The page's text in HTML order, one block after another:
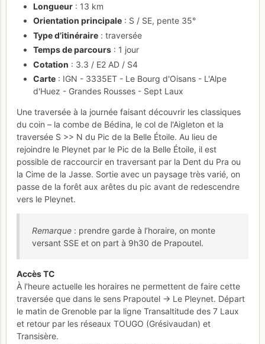
Longueur : 13 km
Orientation principale : S / SE, pente 35°
Type d’itinéraire : traversée
Temps de parcours : 1 jour
Cotation : 3.3 / E2 AD / S4
Carte : IGN - 3335ET - Le Bourg d'Oisans - L'Alpe
d'Huez - Grandes Rousses - Sept Laux
Une traversée à la journée faisant découvrir les classiques
du coin – la combe de Bédina, le col de l'Aigleton et la
traversée S >> N du Pic de la Belle Étoile. Au lieu de
rejoindre le Pleynet par le Pic de la Belle Étoile, il est
possible de raccourcir en traversant par la Dent du Pra ou
la Cime de la Jasse. Sortie avec un paysage très varié, on
passe de la forêt aux arêtes du pic avant de redescendre
vers le Pleynet.
Remarque : prendre garde à l’horaire, on monte
versant SSE et on part à 9h30 de Prapoutel.
Accès TC
À l'heure actuelle les horaires ne permettent de faire cette
traversée que dans le sens Prapoutel -> Le Pleynet. Départ
le matin de Grenoble par la ligne Transaltitude des 7 Laux
et retour par les réseaux TOUGO (Grésivaudan) et
Transisère.